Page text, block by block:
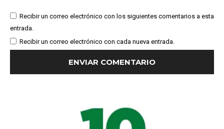
Recibir un correo electrónico con los siguientes comentarios a esta
entrada.
Recibir un correo electrónico con cada nueva entrada.